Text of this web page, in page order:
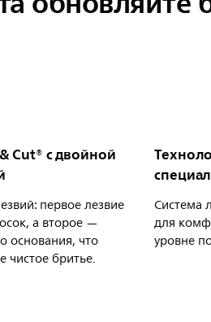
Cut® с двойной
первое лезвие
а второе —
основания, что
чистое бритье.
Система
для
уровне